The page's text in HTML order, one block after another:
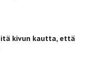
kivun kautta, että